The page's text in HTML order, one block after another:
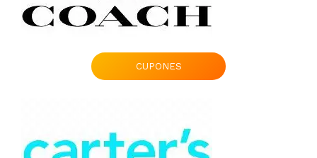
CUPONES